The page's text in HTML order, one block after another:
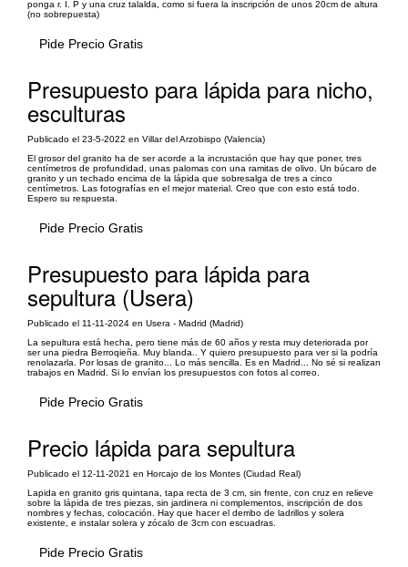
ponga r. I. P y una cruz talalda, como si fuera la inscripción de unos 20cm de altura
(no sobrepuesta)
Pide Precio Gratis
Presupuesto para lápida para nicho,
esculturas
Publicado el 23-5-2022 en Villar del Arzobispo (Valencia)
El grosor del granito ha de ser acorde a la incrustación que hay que poner, tres
centímetros de profundidad, unas palomas con una ramitas de olivo. Un búcaro de
granito y un techado encima de la lápida que sobresalga de tres a cinco
centímetros. Las fotografías en el mejor material. Creo que con esto está todo.
Espero su respuesta.
Pide Precio Gratis
Presupuesto para lápida para
sepultura (Usera)
Publicado el 11-11-2024 en Usera - Madrid (Madrid)
La sepultura está hecha, pero tiene más de 60 años y resta muy deteriorada por
ser una piedra Berroqieña. Muy blanda.. Y quiero presupuesto para ver si la podría
renolazarla. Por losas de granito... Lo más sencilla. Es en Madrid... No sé si realizan
trabajos en Madrid. Si lo envían los presupuestos con fotos al correo.
Pide Precio Gratis
Precio lápida para sepultura
Publicado el 12-11-2021 en Horcajo de los Montes (Ciudad Real)
Lapida en granito gris quintana, tapa recta de 3 cm, sin frente, con cruz en relieve
sobre la lápida de tres piezas, sin jardinera ni complementos, inscripción de dos
nombres y fechas, colocación. Hay que hacer el derribo de ladrillos y solera
existente, e instalar solera y zócalo de 3cm con escuadras.
Pide Precio Gratis